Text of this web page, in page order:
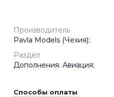
Производитель
Pavla Models (Чехия);
Раздел
Дополнения. Авиация;
Способы оплаты